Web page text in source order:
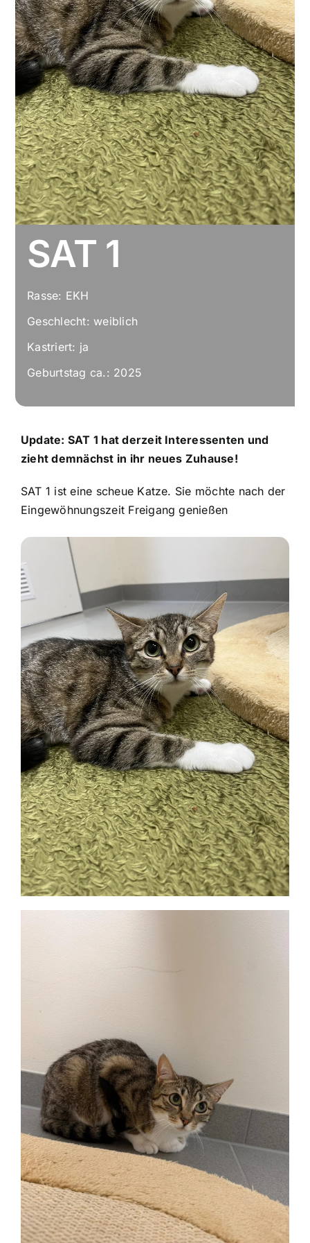
SAT 1
Rasse: EKH
Geschlecht: weiblich
Kastriert: ja
Geburtstag ca.: 2025
Update: SAT 1 hat derzeit Interessenten und
zieht demnächst in ihr neues Zuhause!
SAT 1 ist eine scheue Katze. Sie möchte nach der
Eingewöhnungszeit Freigang genießen